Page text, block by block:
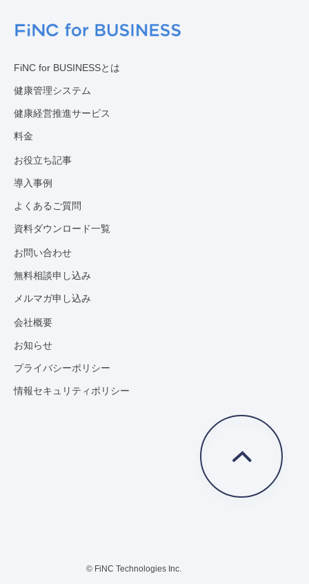
FiNC for BUSINESSとは
健康管理システム
健康経営推進サービス
料金
お役立ち記事
導入事例
よくあるご質問
資料ダウンロード一覧
お問い合わせ
無料相談申し込み
メルマガ申し込み
会社概要
お知らせ
プライバシーポリシー
情報セキュリティポリシー
© FiNC Technologies Inc.